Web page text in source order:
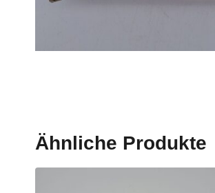
Ähnliche Produkte